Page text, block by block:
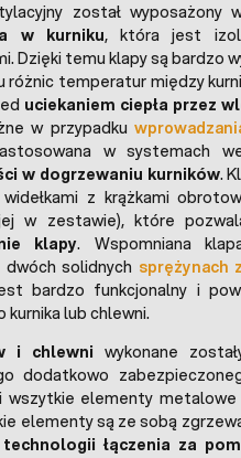
został wyposażony
w kurniku, która jest
Dzięki temu klapy są bardzo
różnic temperatur między
uciekaniem ciepła przez
w przypadku
w systemach
w dogrzewaniu kurników.
z krążkami
w zestawie), które
klapy. Wspomniana
solidnych sprężynach
bardzo funkcjonalny i
lub chlewni.
i chlewni wykonane
dodatkowo
wszytkie elementy metalowe
elementy są ze sobą
technologii łączenia za